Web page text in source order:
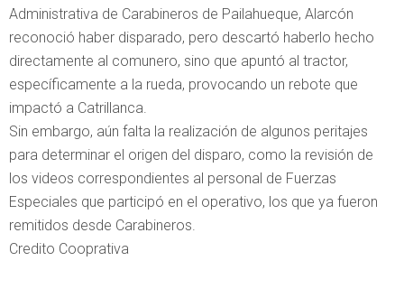
Administrativa de Carabineros de Pailahueque, Alarcón
reconoció haber disparado, pero descartó haberlo hecho
directamente al comunero, sino que apuntó al tractor,
específicamente a la rueda, provocando un rebote que
impactó a Catrillanca.
Sin embargo, aún falta la realización de algunos peritajes
para determinar el origen del disparo, como la revisión de
los videos correspondientes al personal de Fuerzas
Especiales que participó en el operativo, los que ya fueron
remitidos desde Carabineros.
Credito Cooprativa